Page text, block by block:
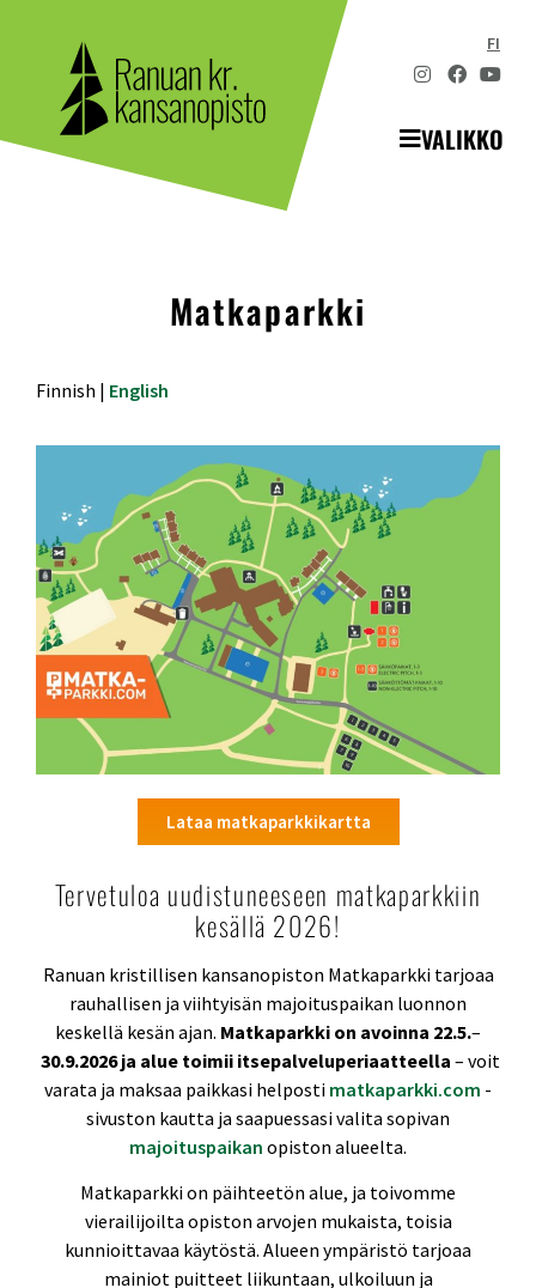
FI
VALIKKO
Matkaparkki
Finnish | English
Lataa matkaparkkikartta
Tervetuloa uudistuneeseen matkaparkkiin
kesällä 2026!
Ranuan kristillisen kansanopiston Matkaparkki tarjoaa
rauhallisen ja viihtyisän majoituspaikan luonnon
keskellä kesän ajan. Matkaparkki on avoinna 22.5.–
30.9.2026ja alue toimii itsepalveluperiaatteella – voit
varata ja maksaa paikkasi helposti matkaparkki.com -
sivuston kautta ja saapuessasi valita sopivan
majoituspaikan opiston alueelta.
Matkaparkki on päihteetön alue, ja toivomme
vierailijoilta opiston arvojen mukaista, toisia
kunnioittavaa käytöstä. Alueen ympäristö tarjoaa
mainiot puitteet liikuntaan, ulkoiluun ja